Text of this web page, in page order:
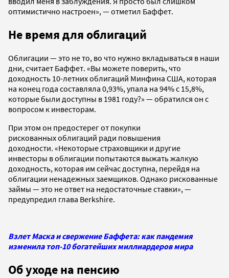
оптимистично настроен», — отметил Баффет.
Не время для облигаций
Облигации — это не то, во что нужно вкладываться в наши
дни, считает Баффет. «Вы можете поверить, что
доходность 10-летних облигаций Минфина США, которая
на конец года составляла 0,93%, упала на 94% с 15,8%,
которые были доступны в 1981 году?» — обратился он с
вопросом к инвесторам.
При этом он предостерег от покупки
рискованных облигаций ради повышения
доходности. «Некоторые страховщики и другие
инвесторы в облигации попытаются выжать жалкую
доходность, которая им сейчас доступна, перейдя на
облигации ненадежных заемщиков. Однако рискованные
займы — это не ответ на недостаточные ставки», —
предупредил глава Berkshire.
Взлет Маска и свержение Баффета: как пандемия
изменила топ-10 богатейших миллиардеров мира
Об уходе на пенсию